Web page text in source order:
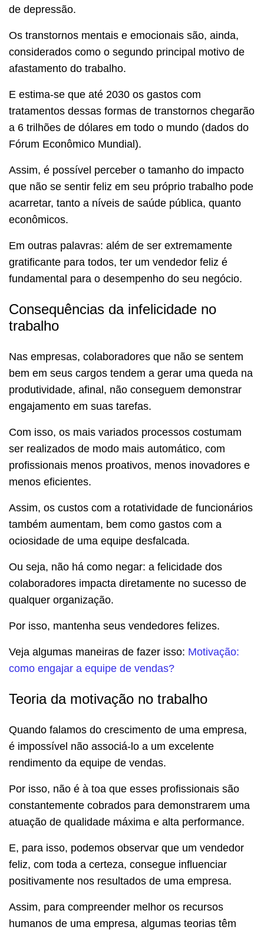
de depressão.
Os transtornos mentais e emocionais são, ainda,
considerados como o segundo principal motivo de
afastamento do trabalho.
E estima-se que até 2030 os gastos com
tratamentos dessas formas de transtornos chegarão
a 6 trilhões de dólares em todo o mundo (dados do
Fórum Econômico Mundial).
Assim, é possível perceber o tamanho do impacto
que não se sentir feliz em seu próprio trabalho pode
acarretar, tanto a níveis de saúde pública, quanto
econômicos.
Em outras palavras: além de ser extremamente
gratificante para todos, ter um vendedor feliz é
fundamental para o desempenho do seu negócio.
Consequências da infelicidade no
trabalho
Nas empresas, colaboradores que não se sentem
bem em seus cargos tendem a gerar uma queda na
produtividade, afinal, não conseguem demonstrar
engajamento em suas tarefas.
Com isso, os mais variados processos costumam
ser realizados de modo mais automático, com
profissionais menos proativos, menos inovadores e
menos eficientes.
Assim, os custos com a rotatividade de funcionários
também aumentam, bem como gastos com a
ociosidade de uma equipe desfalcada.
Ou seja, não há como negar: a felicidade dos
colaboradores impacta diretamente no sucesso de
qualquer organização.
Por isso, mantenha seus vendedores felizes.
Veja algumas maneiras de fazer isso: Motivação:
como engajar a equipe de vendas?
Teoria da motivação no trabalho
Quando falamos do crescimento de uma empresa,
é impossível não associá-lo a um excelente
rendimento da equipe de vendas.
Por isso, não é à toa que esses profissionais são
constantemente cobrados para demonstrarem uma
atuação de qualidade máxima e alta performance.
E, para isso, podemos observar que um vendedor
feliz, com toda a certeza, consegue influenciar
positivamente nos resultados de uma empresa.
Assim, para compreender melhor os recursos
humanos de uma empresa, algumas teorias têm